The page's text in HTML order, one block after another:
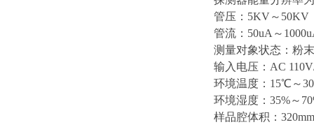
管压：5KV～50KV
管流：50uA～
测量对象状态：粉
输入电压：AC
环境温度：15℃～
环境湿度：35%～
样品腔体积：